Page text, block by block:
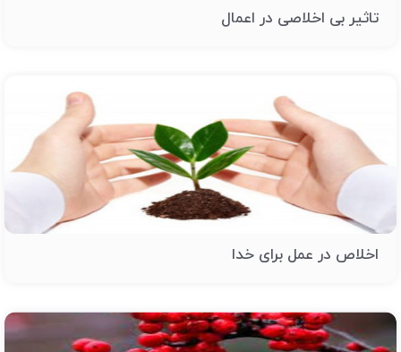
تاثیر بی اخلاصی در اعمال
اخلاص در عمل برای خدا